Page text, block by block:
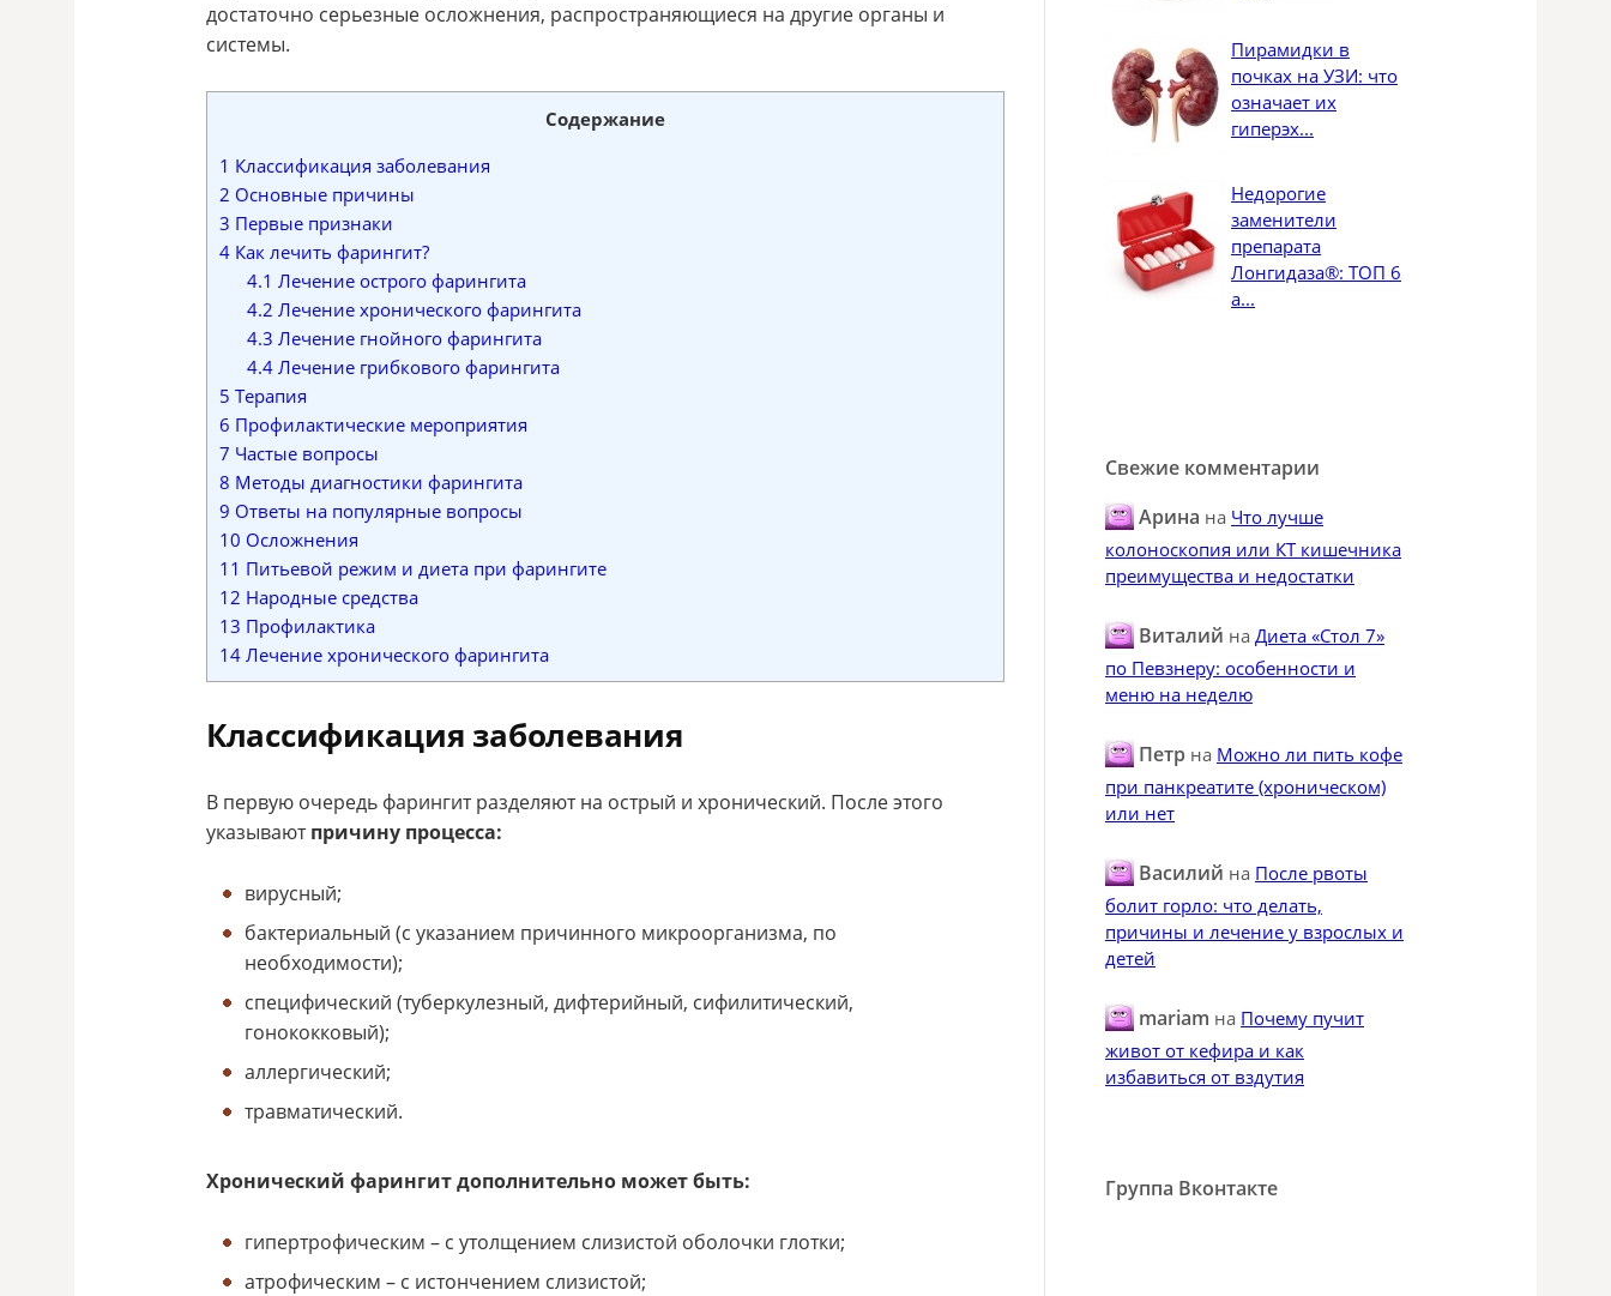
достаточно серьезные осложнения, распространяющиеся на другие органы и
системы.
Содержание
1 Классификация заболевания
2 Основные причины
3 Первые признаки
4 Как лечить фарингит?
4.1 Лечение острого фарингита
4.2 Лечение хронического фарингита
4.3 Лечение гнойного фарингита
4.4Лечение грибкового фарингита
5 Терапия
6 Профилактические мероприятия
7 Частые вопросы
8 Методы диагностики фарингита
9 Ответы на популярные вопросы
10 Осложнения
11 Питьевой режим и диета при фарингите
12 Народные средства
13 Профилактика
14 Лечение хронического фарингита
Классификация заболевания
В первую очередь фарингит разделяют на острый и хронический. После этого
указываютпричину процесса:
вирусный;
бактериальный (с указанием причинного микроорганизма, по
необходимости);
специфический (туберкулезный, дифтерийный, сифилитический,
гонококковый);
аллергический;
травматический.
Хронический фарингит дополнительно может быть:
гипертрофическим – с утолщением слизистой оболочки глотки;
атрофическим – с истончением слизистой;
Пирамидки в
почках на УЗИ: что
означает их
гиперэх...
Недорогие
заменители
препарата
Лонгидаза®: ТОП 6
а...
Свежие комментарии
Арина на Что лучше
колоноскопия или КТ кишечника
преимущества и недостатки
Виталий на Диета «Стол 7»
по Певзнеру: особенности и
меню на неделю
Петр на Можно ли пить кофе
при панкреатите (хроническом)
или нет
Василий на После рвоты
болит горло: что делать,
причины и лечение у взрослых и
детей
mariam на Почему пучит
живот от кефира и как
избавиться от вздутия
Группа Вконтакте